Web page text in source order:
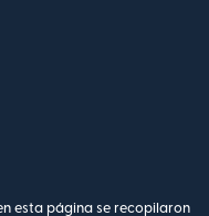
esta página se recopilaron